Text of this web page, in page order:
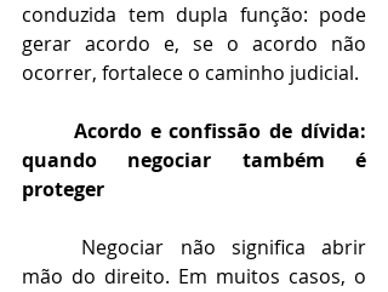
conduzida tem dupla função: pode
gerar acordo e, se o acordo não
ocorrer, fortalece o caminho judicial.
quando negociar também é
proteger
mão do direito. Em muitos casos, o